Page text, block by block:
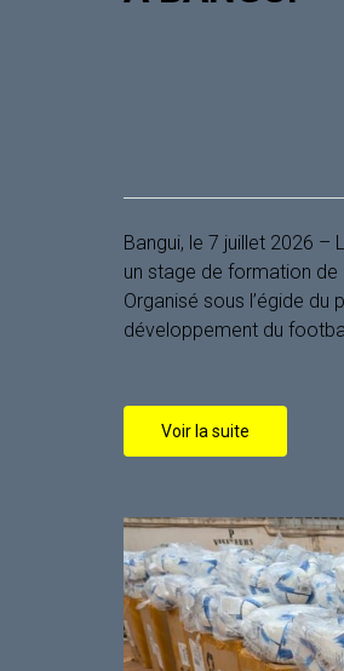
Bangui, le 7 juillet 2026 –
un stage de formation de
Organisé sous l’égide
développement du
Voir la suite